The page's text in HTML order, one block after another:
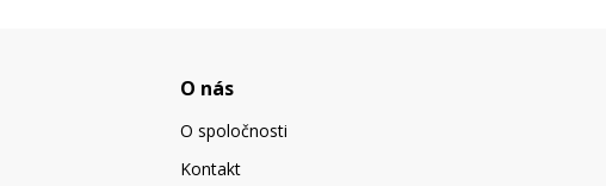
O nás
O spoločnosti
Kontakt